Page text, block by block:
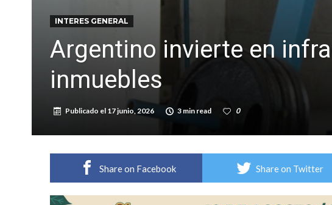
INTERES GENERAL
Argentino invierte en
inmuebles
Publicado el 17 junio, 2026 3 min read 0
Share on Facebook Share on Twitter